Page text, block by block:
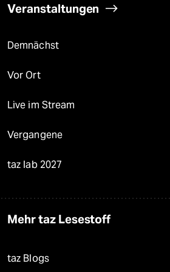
Veranstaltungen
Demnächst
Vor Ort
Live im Stream
Vergangene
taz lab 2027
Mehr taz Lesestoff
taz Blogs